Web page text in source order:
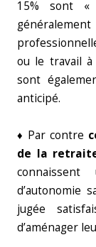
15% sont «
ou le travail à
sont
anticipé.
♦ Par contre
de la
d’autonomie
jugée
d’aménager